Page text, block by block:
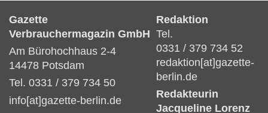
Gazette
Verbrauchermagazin GmbH
Am Bürohochhaus 2-4
14478 Potsdam
Tel. 0331 / 379 734 50
info[at]gazette-berlin.de
Redaktion
Tel.
0331 / 379 734 52
redaktion[at]gazette-
berlin.de
Redakteurin
Jacqueline Lorenz